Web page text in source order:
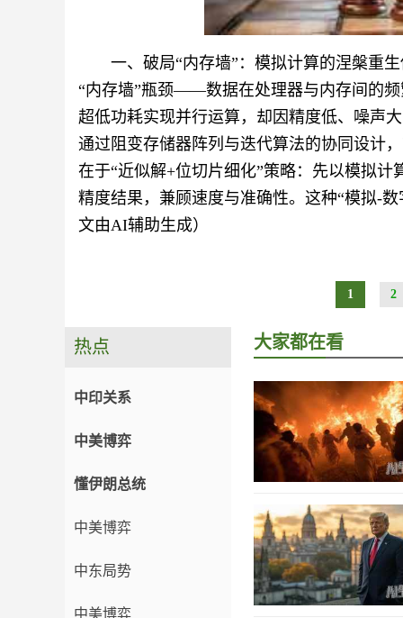
一、破局“内存墙”：模拟计算的涅槃重
“内存墙”瓶颈——数据在处理器与内存间的
超低功耗实现并行运算，却因精度低、噪声
通过阻变存储器阵列与迭代算法的协同设计
在于“近似解+位切片细化”策略：先以模拟
精度结果，兼顾速度与准确性。这种“模拟-
文由AI辅助生成）
1 2
热点
中印关系
中美博弈
懂伊朗总统
中美博弈
中东局势
中美博弈
大家都在看